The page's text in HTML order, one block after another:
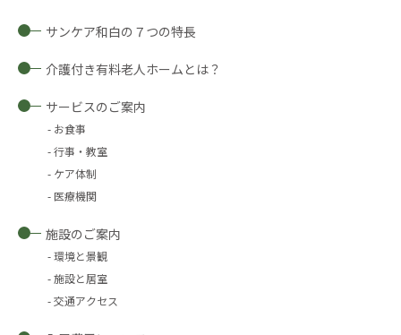
サンケア和白の７つの特長
介護付き有料老人ホームとは？
サービスのご案内
お食事
行事・教室
ケア体制
医療機関
施設のご案内
環境と景観
施設と居室
交通アクセス